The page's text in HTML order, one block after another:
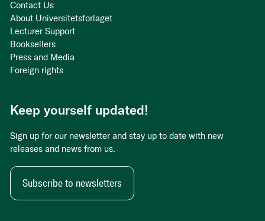
Contact Us
About Universitetsforlaget
Lecturer Support
Booksellers
Press and Media
Foreign rights
Keep yourself updated!
Sign up for our newsletter and stay up to date with new
releases and news from us.
Subscribe to newsletters